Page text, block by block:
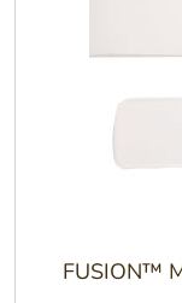
FUSION™